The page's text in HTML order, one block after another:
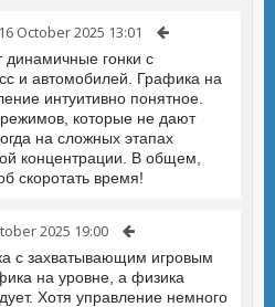
16 October 2025 13:01
динамичные гонки с
и автомобилей. Графика на
интуитивно понятное.
которые не дают
на сложных этапах
концентрации. В общем,
скоротать время!
2025 19:00
с захватывающим игровым
на уровне, а физика
Хотя управление немного